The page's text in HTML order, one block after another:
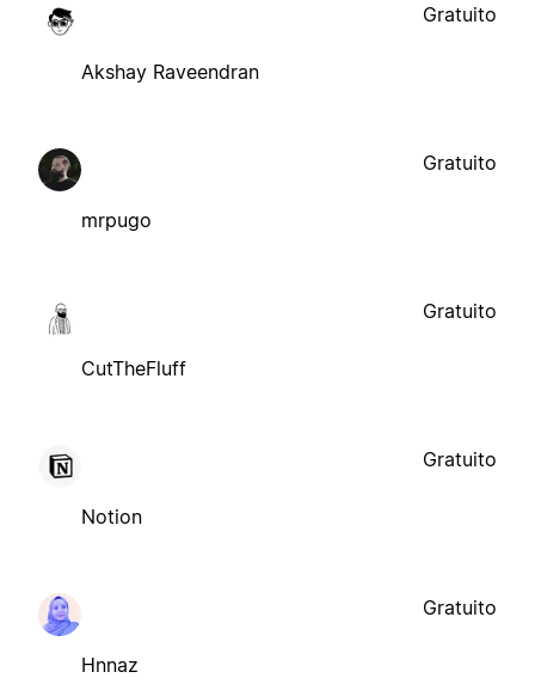
Akshay Raveendran
Gratuito
mrpugo
Gratuito
CutTheFluff
Gratuito
Notion
Gratuito
Hnnaz
Gratuito